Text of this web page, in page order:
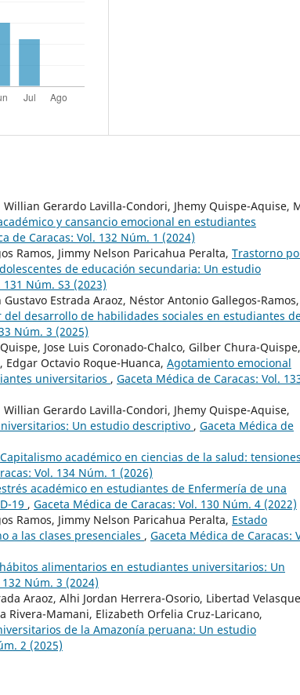
Gerardo Lavilla-Condori, Jhemy Quispe-Aquise,
y cansancio emocional en estudiantes
de Caracas: Vol. 132 Núm. 1 (2024)
Ramos, Jimmy Nelson Paricahua Peralta, Trastorno
de educación secundaria: Un estudio
Núm. S3 (2023)
Estrada Araoz, Néstor Antonio Gallegos-Ramos,
desarrollo de habilidades sociales en estudiantes
Núm. 3 (2025)
Jose Luis Coronado-Chalco, Gilber Chura-Quispe,
Octavio Roque-Huanca, Agotamiento emocional
universitarios , Gaceta Médica de Caracas: Vol.
Gerardo Lavilla-Condori, Jhemy Quispe-Aquise,
Un estudio descriptivo , Gaceta Médica de
Capitalismo académico en ciencias de la salud:
Vol. 134 Núm. 1 (2026)
académico en estudiantes de Enfermería de una
19 , Gaceta Médica de Caracas: Vol. 130 Núm. 4 (2022)
Ramos, Jimmy Nelson Paricahua Peralta, Estado
a las clases presenciales , Gaceta Médica de Caracas:
alimentarios en estudiantes universitarios: Un
Núm. 3 (2024)
Araoz, Alhi Jordan Herrera-Osorio, Libertad
Rivera-Mamani, Elizabeth Orfelia Cruz-Laricano,
de la Amazonía peruana: Un estudio
2 (2025)